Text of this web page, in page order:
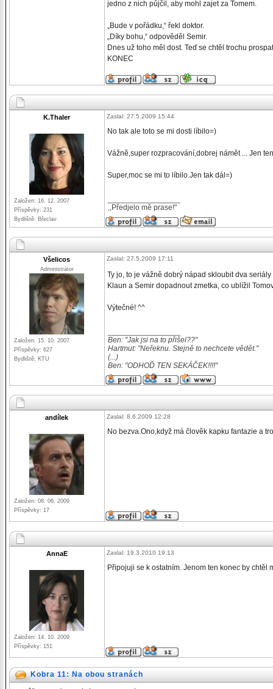
jedno z nich půjčil, aby mohl zajet za Tomem.
„Bude v pořádku,“ řekl doktor.
„Díky bohu,“ odpověděl Semir.
Dnes už toho měl dost. Teď se chtěl trochu
KONEC
K.Thaler
Založen: 16. 12. 2007
Příspěvky: 231
Bydliště: Břeclav
Zaslal: 27.5.2009 15:44
No tak ale toto se mi dosti líbilo=)
Vážně,super rozpracování,dobrej námět ... Jen
Super,moc se mi to líbilo.Jen tak dál=)
,,Předjelo mě prase!"
Všelicos
Administrátor
Založen: 15. 10. 2007
Příspěvky: 627
Bydliště: KTU
Zaslal: 27.5.2009 17:11
Ty jo, to je vážně dobrý nápad skloubit dva
Klaun a Semir dopadnout zmetka, co ublížil
Výtečné! ^^
Ben: "Jak jsi na to přišel??"
Hartmut: "Neřeknu. Stejně to nechcete vědět."
(...)
Ben: "ODHOĎ TEN SEKÁČEK!!!!"
andílek
Založen: 08. 06. 2009
Příspěvky: 17
Zaslal: 8.6.2009 12:28
No bezva.Ono,když má člověk kapku fantazie a
AnnaE
Založen: 14. 10. 2009
Příspěvky: 151
Zaslal: 19.3.2010 19:13
Připojuji se k ostatním. Jenom ten konec by chtěl
Kobra 11: Na obou stranách